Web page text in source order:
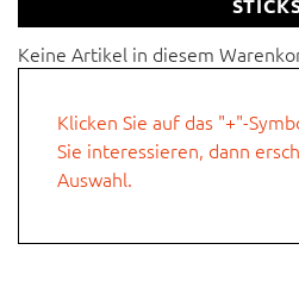
Keine Artikel in diesem
Klicken Sie auf das "+"-
Sie interessieren, dann
Auswahl.